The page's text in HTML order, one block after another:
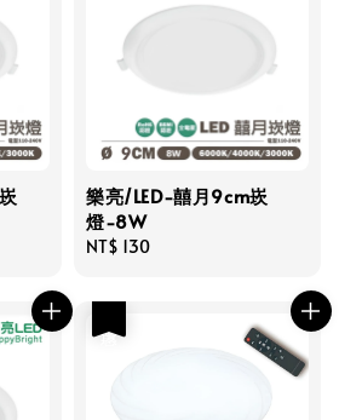
樂亮/LED-囍月9cm崁
燈-8W
Regular
NT$ 130